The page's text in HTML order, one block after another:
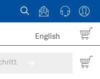
English